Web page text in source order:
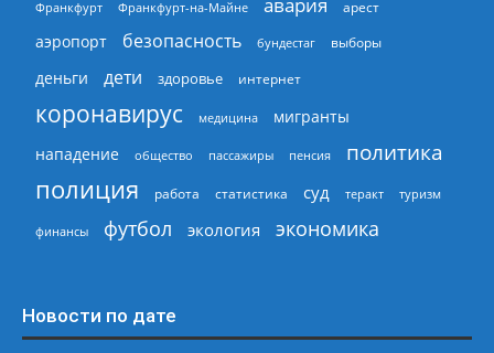
Франкфурт Франкфурт-на-Майне авария арест
аэропорт безопасность бундестаг выборы
деньги дети здоровье интернет
коронавирус медицина
мигранты
нападение
общество пассажиры пенсия политика
полиция работа статистика суд теракт туризм
финансы футбол экология экономика
Новости по дате